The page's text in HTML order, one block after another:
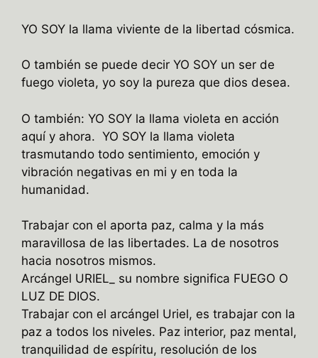
YO SOY la llama viviente de la libertad cósmica.
O también se puede decir YO SOY un ser de
fuego violeta, yo soy la pureza que dios desea.
O también: YO SOY la llama violeta en acción
aquí y ahora. YO SOY la llama violeta
trasmutando todo sentimiento, emoción y
vibración negativas en mi y en toda la
humanidad.
Trabajar con el aporta paz, calma y la más
maravillosa de las libertades. La de nosotros
hacia nosotros mismos.
Arcángel URIEL_ su nombre significa FUEGO O
LUZ DE DIOS.
Trabajar con el arcángel Uriel, es trabajar con la
paz a todos los niveles. Paz interior, paz mental,
tranquilidad de espíritu, resolución de los